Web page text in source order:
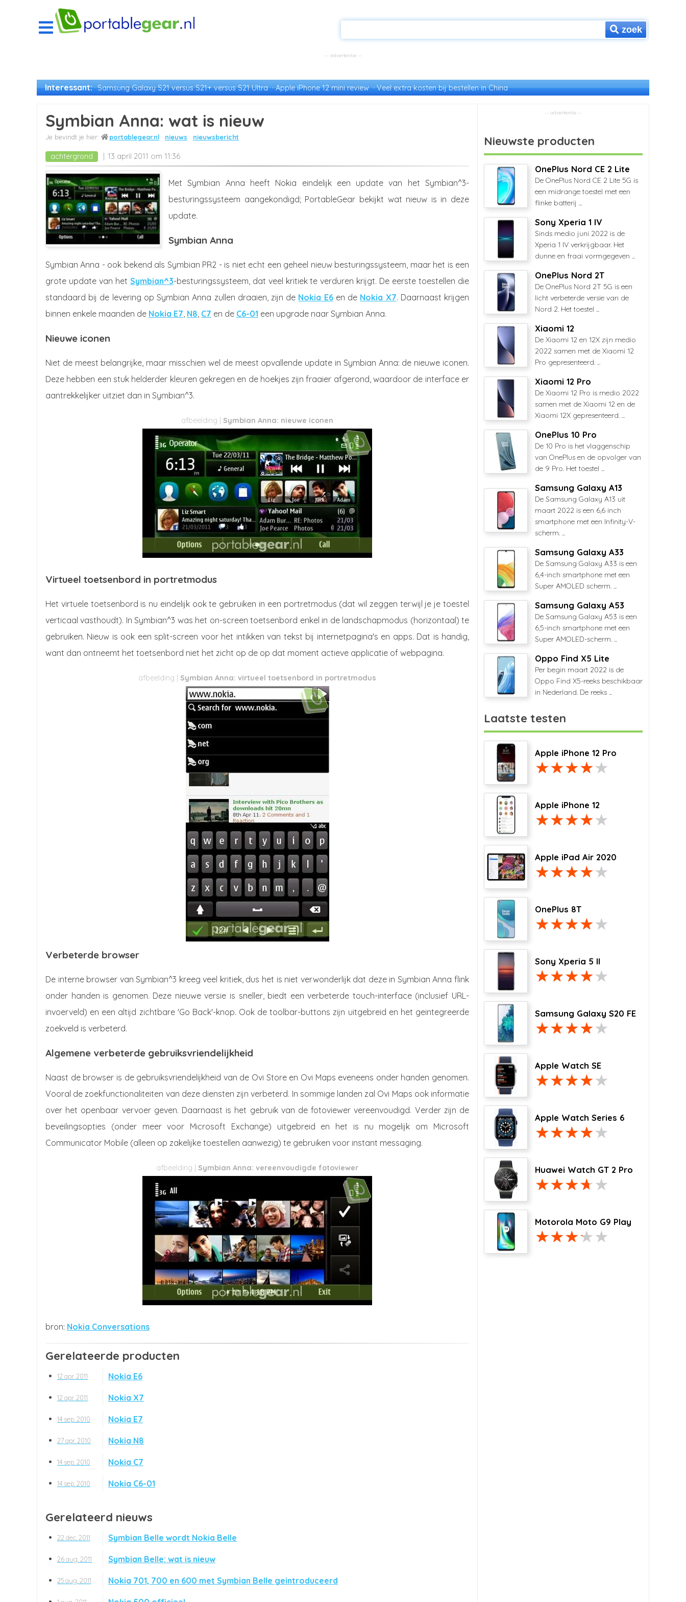
zoek
Interessant: Samsung Galaxy S21 versus S21+ versus S21 Ultra Apple iPhone 12 mini review Veel extra kosten bij bestellen in China
Symbian Anna: wat is nieuw
portablegear.nl nieuws nieuwsbericht
achtergrond 13 april 2011 om 11:36
Met Symbian Anna heeft Nokia eindelijk een update van het Symbian^3-
besturingssysteem aangekondigd; PortableGear bekijkt wat nieuw is in deze
update.
Symbian Anna
Symbian Anna - ook bekend als Symbian PR2 - is niet echt een geheel nieuw besturingssysteem, maar het is een
grote update van het Symbian^3-besturingssysteem, dat veel kritiek te verduren krijgt. De eerste toestellen die
standaard bij de levering op Symbian Anna zullen draaien, zijn de Nokia E6en de Nokia X7. Daarnaast krijgen
binnen enkele maanden de Nokia E7 N8 C7 en de C6-01 een upgrade naar Symbian Anna.
Nieuwe iconen
Niet de meest belangrijke, maar misschien wel de meest opvallende update in Symbian Anna: de nieuwe iconen.
Deze hebben een stuk helderder kleuren gekregen en de hoekjes zijn fraaier afgerond, waardoor de interface er
aantrekkelijker uitziet dan in Symbian^3.
Symbian Anna: nieuwe iconen
Virtueel toetsenbord in portretmodus
Het virtuele toetsenbord is nu eindelijk ook te gebruiken in een portretmodus (dat wil zeggen terwijl je je toestel
verticaal vasthoudt). In Symbian^3 was het on-screen toetsenbord enkel in de landschapmodus (horizontaal) te
gebruiken. Nieuw is ook een split-screen voor het intikken van tekst bij internetpagina's en apps. Dat is handig,
want dan ontneemt het toetsenbord niet het zicht op de op dat moment actieve applicatie of webpagina.
Symbian Anna: virtueel toetsenbord in portretmodus
Verbeterde browser
De interne browser van Symbian^3 kreeg veel kritiek, dus het is niet verwonderlijk dat deze in Symbian Anna flink
onder handen is genomen. Deze nieuwe versie is sneller, biedt een verbeterde touch-interface (inclusief URL-
invoerveld) en een altijd zichtbare 'Go Back'-knop. Ook de toolbar-buttons zijn uitgebreid en het geintegreerde
zoekveld is verbeterd.
Algemene verbeterde gebruiksvriendelijkheid
Naast de browser is de gebruiksvriendelijkheid van de Ovi Store en Ovi Maps eveneens onder handen genomen.
Vooral de zoekfunctionaliteiten van deze diensten zijn verbeterd. In sommige landen zal Ovi Maps ook informatie
over het openbaar vervoer geven. Daarnaast is het gebruik van de fotoviewer vereenvoudigd. Verder zijn de
beveilingsopties (onder meer voor Microsoft Exchange) uitgebreid en het is nu mogelijk om Microsoft
Communicator Mobile (alleen op zakelijke toestellen aanwezig) te gebruiken voor instant messaging.
Symbian Anna: vereenvoudigde fotoviewer
Nokia Conversations
Gerelateerde producten
12 apr. 2011 Nokia E6
12 apr. 2011 Nokia X7
14 sep. 2010 Nokia E7
27 apr. 2010 Nokia N8
14 sep. 2010 Nokia C7
14 sep. 2010 Nokia C6-01
Gerelateerd nieuws
22 dec. 2011 Symbian Belle wordt Nokia Belle
26 aug. 2011 Symbian Belle: wat is nieuw
25 aug. 2011 Nokia 701, 700 en 600 met Symbian Belle geintroduceerd
Nieuwste producten
OnePlus Nord CE 2 Lite
De OnePlus Nord CE 2 Lite 5G is
een midrange toestel met een
flinke batterij ...
Sony Xperia 1 IV
Sinds medio juni 2022 is de
Xperia 1 IV verkrijgbaar. Het
dunne en fraai vormgegeven ...
OnePlus Nord 2T
De OnePlus Nord 2T 5G is een
licht verbeterde versie van de
Nord 2. Het toestel ...
Xiaomi 12
De Xiaomi 12 en 12X zijn medio
2022 samen met de Xiaomi 12
Pro gepresenteerd. ...
Xiaomi 12 Pro
De Xiaomi 12 Pro is medio 2022
samen met de Xiaomi 12 en de
Xiaomi 12X gepresenteerd. ...
OnePlus 10 Pro
De 10 Pro is het vlaggenschip
van OnePlus en de opvolger van
de 9 Pro. Het toestel ...
Samsung Galaxy A13
De Samsung Galaxy A13 uit
maart 2022 is een 6,6 inch
smartphone met een Infinity-V-
scherm. ...
Samsung Galaxy A33
De Samsung Galaxy A33 is een
6,4-inch smartphone met een
Super AMOLED scherm. ...
Samsung Galaxy A53
De Samsung Galaxy A53 is een
6,5-inch smartphone met een
Super AMOLED-scherm. ...
Oppo Find X5 Lite
Per begin maart 2022 is de
Oppo Find X5-reeks beschikbaar
in Nederland. De reeks ...
Laatste testen
Apple iPhone 12 Pro
Apple iPhone 12
Apple iPad Air 2020
OnePlus 8T
Sony Xperia 5 II
Samsung Galaxy S20 FE
Apple Watch SE
Apple Watch Series 6
Huawei Watch GT 2 Pro
Motorola Moto G9 Play